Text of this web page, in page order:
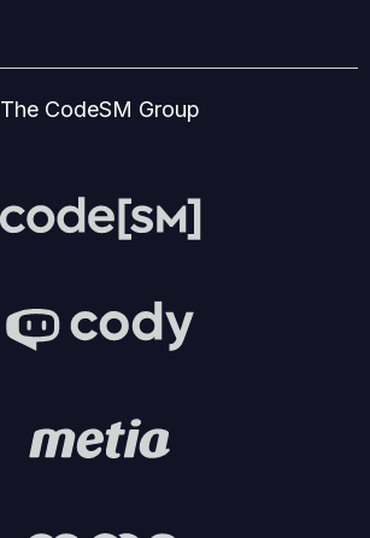
The CodeSM Group